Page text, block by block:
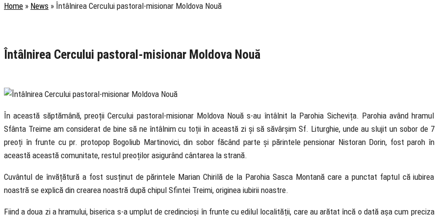
Home » News » Întâlnirea Cercului pastoral-misionar Moldova Nouă
Întâlnirea Cercului pastoral-misionar Moldova Nouă
În această săptămână, preoții Cercului pastoral-misionar Moldova Nouă s-au întâlnit la Parohia Sichevița. Parohia având hramul
Sfânta Treime am considerat de bine să ne întâlnim cu toții în această zi și să săvârșim Sf. Liturghie, unde au slujit un sobor de 7
preoți în frunte cu pr. protopop Bogoliub Martinovici, din sobor făcând parte și părintele pensionar Nistoran Dorin, fost paroh în
această această comunitate, restul preoților asigurând cântarea la strană.
Cuvântul de învățătură a fost susținut de părintele Marian Chirilă de la Parohia Sasca Montană care a punctat faptul că iubirea
noastră se explică din crearea noastră după chipul Sfintei Treimi, originea iubirii noastre.
Fiind a doua zi a hramului, biserica s-a umplut de credincioși în frunte cu edilul localității, care au arătat încă o dată așa cum preciza